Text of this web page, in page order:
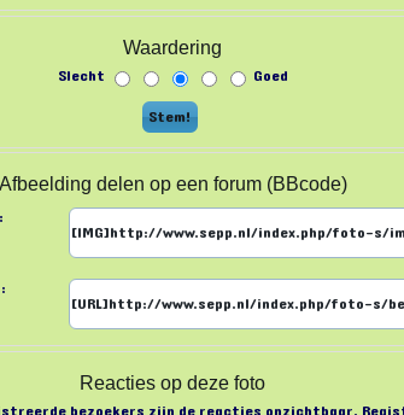
Waardering
Slecht Goed
Afbeelding delen op een forum (BBcode)
Reacties op deze foto